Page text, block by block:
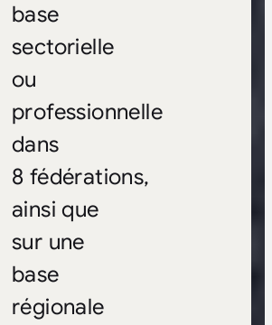
base
sectorielle
ou
professionnelle
dans
8 fédérations,
ainsi que
sur une
base
régionale